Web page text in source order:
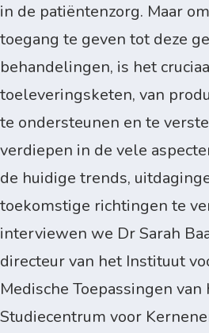
in de patiëntenzorg. Maar
toegang te geven tot deze
behandelingen, is het
toeleveringsketen, van
te ondersteunen en te
verdiepen in de vele
de huidige trends,
toekomstige richtingen te
interviewen we Dr Sarah
directeur van het Instituut
Medische Toepassingen
Studiecentrum voor